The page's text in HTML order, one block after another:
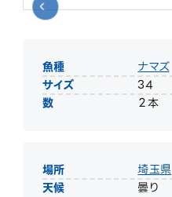
魚種
ナマズ
サイズ
34
数
２本
場所
埼玉県
天候
曇り